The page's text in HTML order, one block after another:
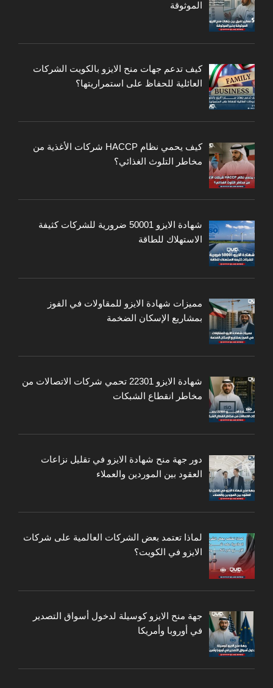
الموثوقة
كيف تدعم جهات منح الايزو بالكويت الشركات
العائلية للحفاظ على استمراريتها؟
كيف يحمي نظام HACCP شركات الأغذية من
مخاطر التلوث الغذائي؟
شهادة الايزو 50001 ضرورية للشركات كثيفة
الاستهلاك للطاقة
مميزات شهادة الايزو للمقاولات في الفوز
بمشاريع الإسكان الضخمة
شهادة الايزو 22301 تحمي شركات الاتصالات من
مخاطر انقطاع الشبكات
دور جهة منح شهادة الايزو في تقليل نزاعات
العقود بين الموردين والعملاء
لماذا تعتمد بعض الشركات العالمية على شركات
الايزو في الكويت؟
جهة منح الايزو كوسيلة لدخول أسواق التصدير
في أوروبا وأمريكا